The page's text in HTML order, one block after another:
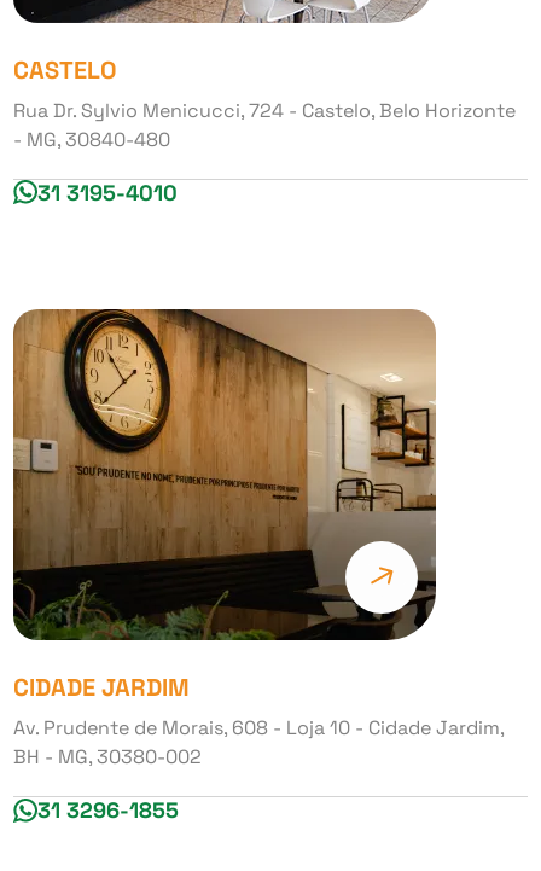
CASTELO
Rua Dr. Sylvio Menicucci, 724 - Castelo, Belo Horizonte
- MG, 30840-480
31 3195-4010
CIDADE JARDIM
Av. Prudente de Morais, 608 - Loja 10 - Cidade Jardim,
BH - MG, 30380-002
31 3296-1855